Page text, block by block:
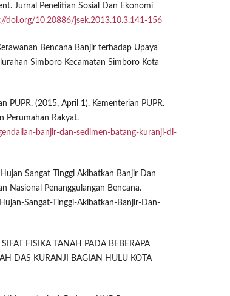
Jurnal Penelitian Sosial Dan Ekonomi
doi.org/10.20886/jsek.2013.10.3.141-156
Bencana Banjir terhadap Upaya
Simboro Kecamatan Simboro Kota
PUPR. (2015, April 1). Kementerian PUPR.
Perumahan Rakyat.
banjir-dan-sedimen-batang-kuranji-di-
Sangat Tinggi Akibatkan Banjir Dan
Nasional Penanggulangan Bencana.
Sangat-Tinggi-Akibatkan-Banjir-Dan-
FISIKA TANAH PADA BEBERAPA
DAS KURANJI BAGIAN HULU KOTA